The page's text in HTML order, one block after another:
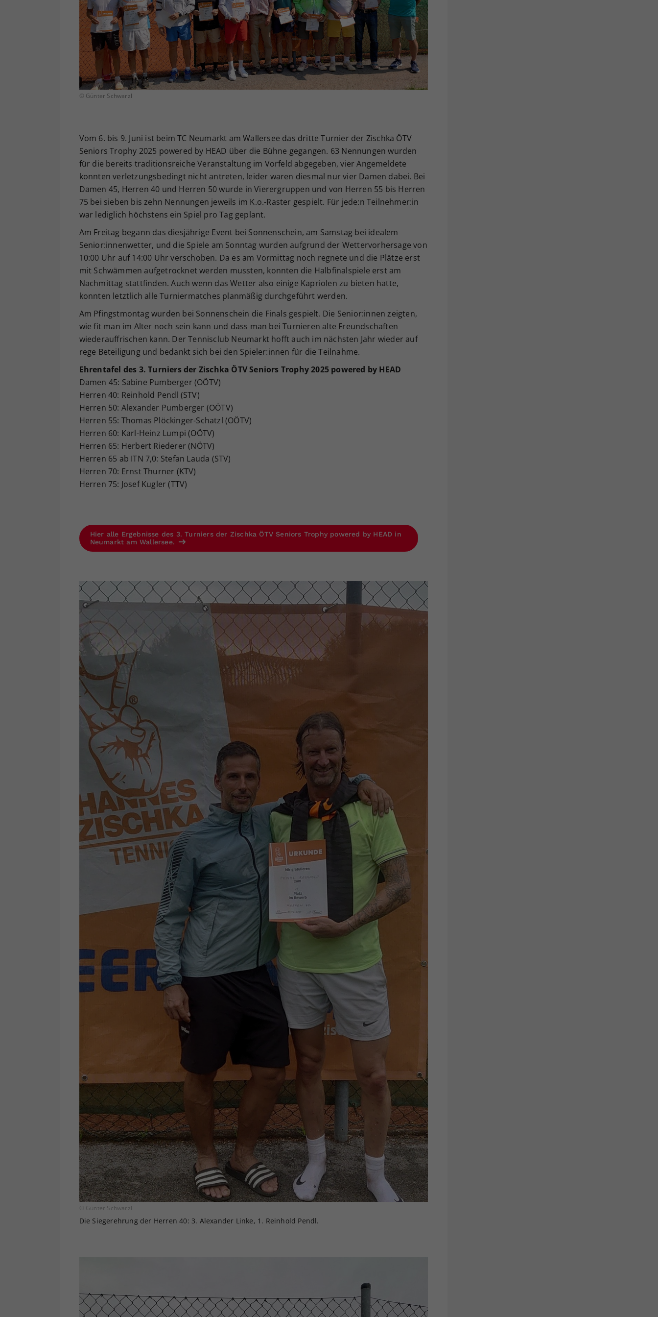
© Günter Schwarzl
Vom 6. bis 9. Juni ist beim TC Neumarkt am Wallersee das dritte Turnier der Zischka ÖTV
Seniors Trophy 2025 powered by HEAD über die Bühne gegangen. 63 Nennungen wurden
für die bereits traditionsreiche Veranstaltung im Vorfeld abgegeben, vier Angemeldete
konnten verletzungsbedingt nicht antreten, leider waren diesmal nur vier Damen dabei. Bei
Damen 45, Herren 40 und Herren 50 wurde in Vierergruppen und von Herren 55 bis Herren
75 bei sieben bis zehn Nennungen jeweils im K.o.-Raster gespielt. Für jede:n Teilnehmer:in
war lediglich höchstens ein Spiel pro Tag geplant.
Am Freitag begann das diesjährige Event bei Sonnenschein, am Samstag bei idealem
Senior:innenwetter, und die Spiele am Sonntag wurden aufgrund der Wettervorhersage von
10:00 Uhr auf 14:00 Uhr verschoben. Da es am Vormittag noch regnete und die Plätze erst
mit Schwämmen aufgetrocknet werden mussten, konnten die Halbfinalspiele erst am
Nachmittag stattfinden. Auch wenn das Wetter also einige Kapriolen zu bieten hatte,
konnten letztlich alle Turniermatches planmäßig durchgeführt werden.
Am Pfingstmontag wurden bei Sonnenschein die Finals gespielt. Die Senior:innen zeigten,
wie fit man im Alter noch sein kann und dass man bei Turnieren alte Freundschaften
wiederauffrischen kann. Der Tennisclub Neumarkt hofft auch im nächsten Jahr wieder auf
rege Beteiligung und bedankt sich bei den Spieler:innen für die Teilnahme.
Ehrentafel des 3. Turniers der Zischka ÖTV Seniors Trophy 2025 powered by HEAD
Damen 45: Sabine Pumberger (OÖTV)
Herren 40: Reinhold Pendl (STV)
Herren 50: Alexander Pumberger (OÖTV)
Herren 55: Thomas Plöckinger-Schatzl (OÖTV)
Herren 60: Karl-Heinz Lumpi (OÖTV)
Herren 65: Herbert Riederer (NÖTV)
Herren 65 ab ITN 7,0: Stefan Lauda (STV)
Herren 70: Ernst Thurner (KTV)
Herren 75: Josef Kugler (TTV)
Hier alle Ergebnisse des 3. Turniers der Zischka ÖTV Seniors Trophy powered by HEAD in
Neumarkt am Wallersee.
© Günter Schwarzl
Die Siegerehrung der Herren 40: 3. Alexander Linke, 1. Reinhold Pendl.
Ihrer vorgenommen Einstellungen, falls der
Webseiten-Betreiber dies eingestellt hat.